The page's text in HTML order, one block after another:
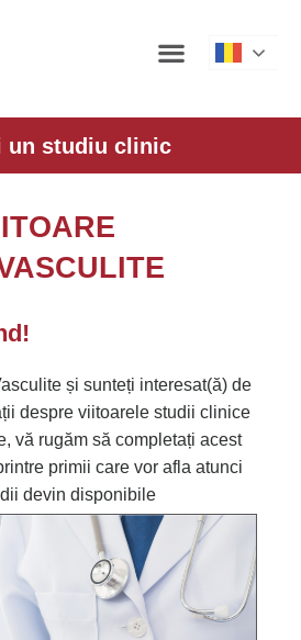
un studiu clinic
și sunteți interesat(ă) de
despre viitoarele studii clinice
vă rugăm să completați acest
primii care vor afla atunci
devin disponibile